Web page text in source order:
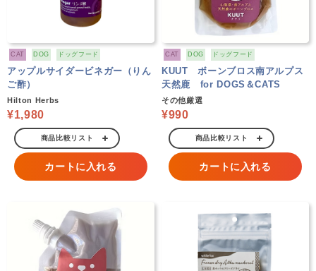
CAT DOG ドッグフード
アップルサイダービネガー（りん
ご酢）
Hilton Herbs
¥1,980
商品比較リスト
カートに入れる
CAT DOG ドッグフード
KUUT ボーンブロス南アルプス
天然鹿 for DOGS＆CATS
その他厳選
¥990
商品比較リスト
カートに入れる